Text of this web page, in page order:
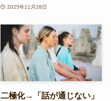
2025年11月28日
二極化→「話が通じない」